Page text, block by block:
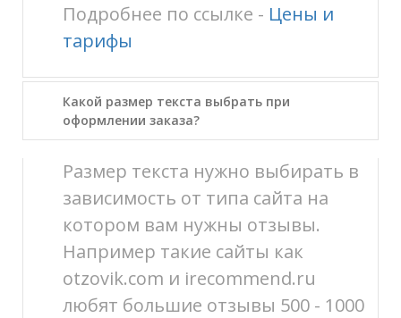
Подробнее по ссылке - Цены и
тарифы
Какой размер текста выбрать при
оформлении заказа?
Размер текста нужно выбирать в
зависимость от типа сайта на
котором вам нужны отзывы.
Например такие сайты как
otzovik.com и irecommend.ru
любят большие отзывы 500 - 1000